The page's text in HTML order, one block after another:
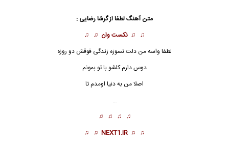
متن آهنگ لطفا از گرشا رضایی :
♫ ♫ نکست وان ♫ ♫
لطفا واسه من دلت نسوزه زندگی فوقش دو روزه
دوس دارم کلشو با تو بمونم
اصلا من به دنیا اومدم تا
…
♫ ♫ ♫ ♫
♫ ♫
NEXT1.IR
♫ ♫